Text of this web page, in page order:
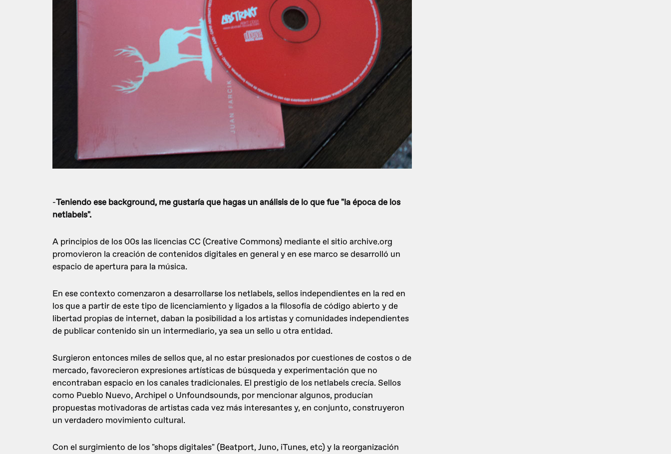
-Teniendo ese background, me gustaría que hagas un análisis de lo que fue "la época de los
netlabels".
A principios de los 00s las licencias CC (Creative Commons) mediante el sitio archive.org
promovieron la creación de contenidos digitales en general y en ese marco se desarrolló un
espacio de apertura para la música.
En ese contexto comenzaron a desarrollarse los netlabels, sellos independientes en la red en
los que a partir de este tipo de licenciamiento y ligados a la filosofía de código abierto y de
libertad propias de internet, daban la posibilidad a los artistas y comunidades independientes
de publicar contenido sin un intermediario, ya sea un sello u otra entidad.
Surgieron entonces miles de sellos que, al no estar presionados por cuestiones de costos o de
mercado, favorecieron expresiones artísticas de búsqueda y experimentación que no
encontraban espacio en los canales tradicionales. El prestigio de los netlabels crecía. Sellos
como Pueblo Nuevo, Archipel o Unfoundsounds, por mencionar algunos, producían
propuestas motivadoras de artistas cada vez más interesantes y, en conjunto, construyeron
un verdadero movimiento cultural.
Con el surgimiento de los "shops digitales" (Beatport, Juno, iTunes, etc) y la reorganización